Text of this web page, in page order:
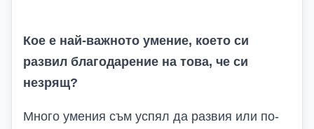
Кое е най-важното умение, което си
развил благодарение на това, че си
незрящ?
Много умения съм успял да развия или по-